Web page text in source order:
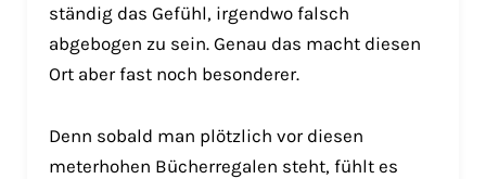
ständig das Gefühl, irgendwo falsch
abgebogen zu sein. Genau das macht diesen
Ort aber fast noch besonderer.
Denn sobald man plötzlich vor diesen
meterhohen Bücherregalen steht, fühlt es